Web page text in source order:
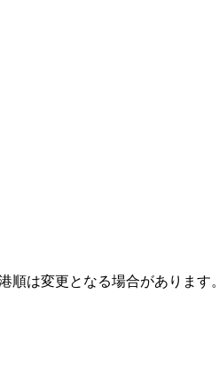
順は変更となる場合があります。